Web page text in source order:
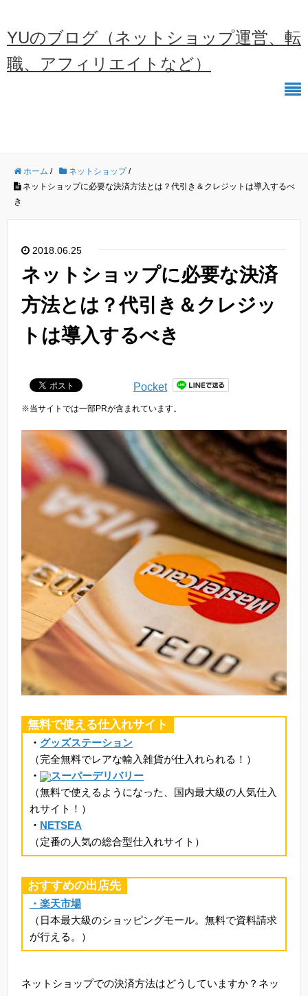
YUのブログ（ネットショップ運営、転
職、アフィリエイトなど）
ホーム / ネットショップ/
ネットショップに必要な決済方法とは？代引き＆クレジットは導入するべ
き
2018.06.25
ネットショップに必要な決済
方法とは？代引き＆クレジッ
トは導入するべき
Pocket
※当サイトでは一部PRが含まれています。
無料で使える仕入れサイト
・ グッズステーション
（完全無料でレアな輸入雑貨が仕入れられる！）
・
スーパーデリバリー
（無料で使えるようになった、国内最大級の人気仕入
れサイト！）
・ NETSEA
（定番の人気の総合型仕入れサイト）
おすすめの出店先
・楽天市場
（日本最大級のショッピングモール。無料で資料請求
が行える。）
ネットショップでの決済方法はどうしていますか？ネッ